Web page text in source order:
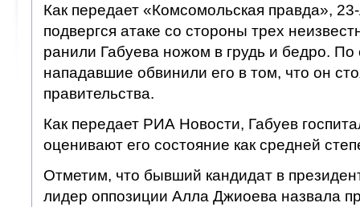
Как передает «Комсомольская правда»,
подвергся атаке со стороны трех
ранили Габуева ножом в грудь и бедро.
нападавшие обвинили его в том, что он
правительства.
Как передает РИА Новости, Габуев
оценивают его состояние как средней
Отметим, что бывший кандидат в
лидер оппозиции Алла Джиоева назвала